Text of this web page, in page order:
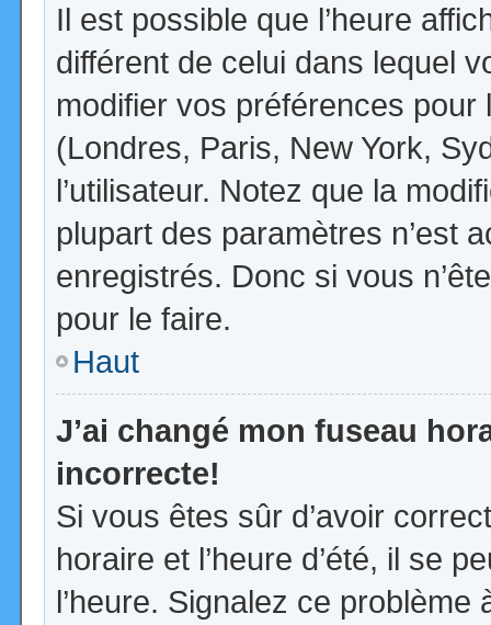
Il est possible que l’heure
différent de celui dans lequel
modifier vos préférences
(Londres, Paris, New York,
l’utilisateur. Notez que la
plupart des paramètres n’est
enregistrés. Donc si vous
pour le faire.
Haut
J’ai changé mon fuseau
incorrecte!
Si vous êtes sûr d’avoir
horaire et l’heure d’été, il se
l’heure. Signalez ce problème